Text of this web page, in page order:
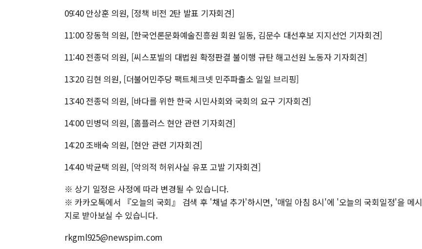
09:40 안상훈 의원, [정책 비전 2탄 발표 기자회견]
11:00 장동혁 의원, [한국언론문화예술진흥원 회원 일동, 김문수 대선후보 지지선언 기자회견]
11:40 전종덕 의원, [씨스포빌의 대법원 확정판결 불이행 규탄 해고선원 노동자 기자회견]
13:20 김현 의원, [더불어민주당 팩트체크넷 민주파출소 일일 브리핑]
13:40 전종덕 의원, [바다를 위한 한국 시민사회와 국회의 요구 기자회견]
14:00 민병덕 의원, [홈플러스 현안 관련 기자회견]
14:20 조배숙 의원, [현안 관련 기자회견]
14:40 박균택 의원, [악의적 허위사실 유포 고발 기자회견]
※ 상기 일정은 사정에 따라 변경될 수 있습니다.
※ 카카오톡에서 『오늘의 국회』 검색 후 '채널 추가'하시면, '매일 아침 8시'에 '오늘의 국회일정'을 메시
지로 받아보실 수 있습니다.
rkgml925@newspim.com